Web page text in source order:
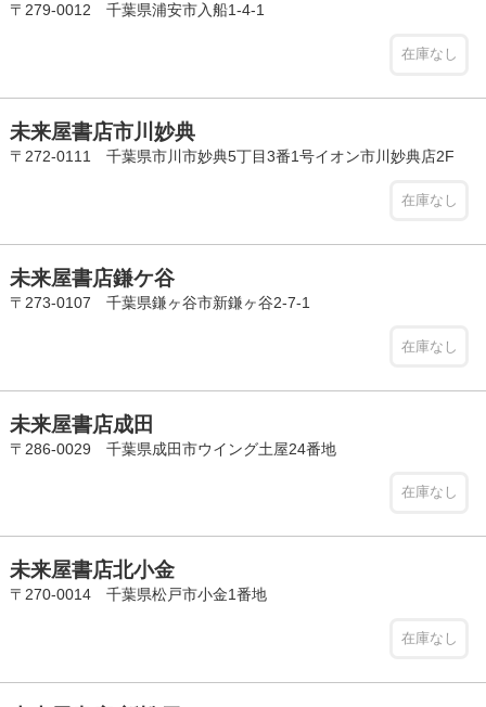
〒279-0012 千葉県浦安市入船1-4-1
在庫なし
未来屋書店市川妙典
〒272-0111 千葉県市川市妙典5丁目3番1号イオン市川妙典店2F
在庫なし
未来屋書店鎌ケ谷
〒273-0107 千葉県鎌ヶ谷市新鎌ヶ谷2-7-1
在庫なし
未来屋書店成田
〒286-0029 千葉県成田市ウイング土屋24番地
在庫なし
未来屋書店北小金
〒270-0014 千葉県松戸市小金1番地
在庫なし